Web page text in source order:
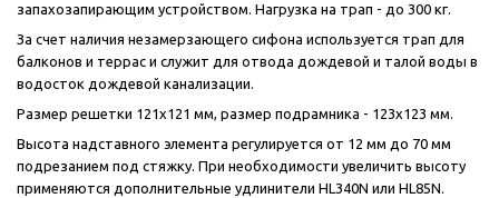
запахозапирающим устройством. Нагрузка на трап - до 300 кг.
За счет наличия незамерзающего сифона используется трап для
балконов и террас и служит для отвода дождевой и талой воды в
водосток дождевой канализации.
Размер решетки 121x121 мм, размер подрамника - 123x123 мм.
Высота надставного элемента регулируется от 12 мм до 70 мм
подрезанием под стяжку. При необходимости увеличить высоту
применяются дополнительные удлинители HL340N или HL85N.